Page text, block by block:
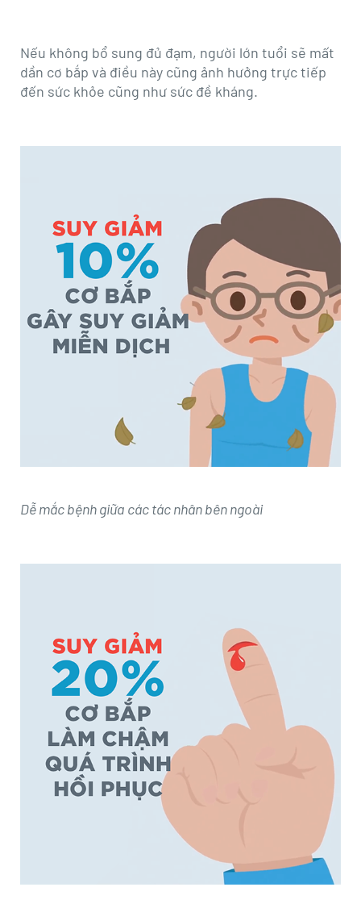
Nếu không bổ sung đủ đạm, người lớn tuổi sẽ mất
dần cơ bắp và điều này cũng ảnh hưởng trực tiếp
đến sức khỏe cũng như sức đề kháng.
Dễ mắc bệnh giữa các tác nhân bên ngoài